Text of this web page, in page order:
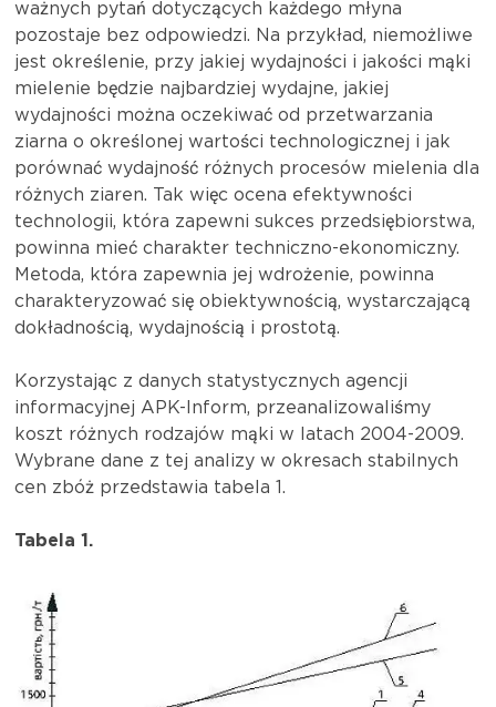
ważnych pytań dotyczących każdego młyna
pozostaje bez odpowiedzi. Na przykład, niemożliwe
jest określenie, przy jakiej wydajności i jakości mąki
mielenie będzie najbardziej wydajne, jakiej
wydajności można oczekiwać od przetwarzania
ziarna o określonej wartości technologicznej i jak
porównać wydajność różnych procesów mielenia dla
różnych ziaren. Tak więc ocena efektywności
technologii, która zapewni sukces przedsiębiorstwa,
powinna mieć charakter techniczno-ekonomiczny.
Metoda, która zapewnia jej wdrożenie, powinna
charakteryzować się obiektywnością, wystarczającą
dokładnością, wydajnością i prostotą.
Korzystając z danych statystycznych agencji
informacyjnej APK-Inform, przeanalizowaliśmy
koszt różnych rodzajów mąki w latach 2004-2009.
Wybrane dane z tej analizy w okresach stabilnych
cen zbóż przedstawia tabela 1.
Tabela 1.